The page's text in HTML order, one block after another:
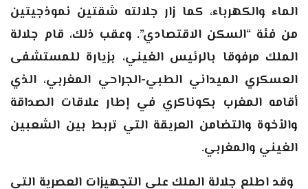
الماء والكهرباء، كما زار جلالته شقتين نموذجيتين
من فئة “السكن الاقتصادي”. وعقب ذلك، قام جلالة
الملك مرفوقا بالرئيس الغيني، بزيارة للمستشفى
العسكري الميداني الطبي-الجراحي المغربي، الذي
أقامه المغرب بكوناكري في إطار علاقات الصداقة
والأخوة والتضامن العريقة التي تربط بين الشعبين
الغيني والمغربي.
وقد اطلع جلالة الملك على التجهيزات العصرية التي